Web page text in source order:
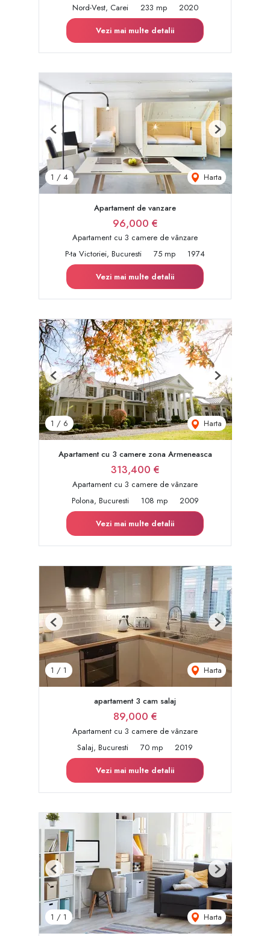
Nord-Vest, Carei 233 mp
2020
Vezi mai multe detalii
1 / 4 Harta
Previous Next
Apartament de vanzare
96,000 €
Apartament cu 3 camere de vânzare
P-ta Victoriei, Bucuresti
75 mp
1974
Vezi mai multe detalii
1 / 6 Harta
Previous Next
Apartament cu 3 camere zona Armeneasca
313,400 €
Apartament cu 3 camere de vânzare
Polona, Bucuresti
108 mp
2009
Vezi mai multe detalii
1 / 1 Harta
Previous Next
apartament 3 cam salaj
89,000 €
Apartament cu 3 camere de vânzare
Salaj, Bucuresti
70 mp
2019
Vezi mai multe detalii
1 / 1 Harta
Previous Next